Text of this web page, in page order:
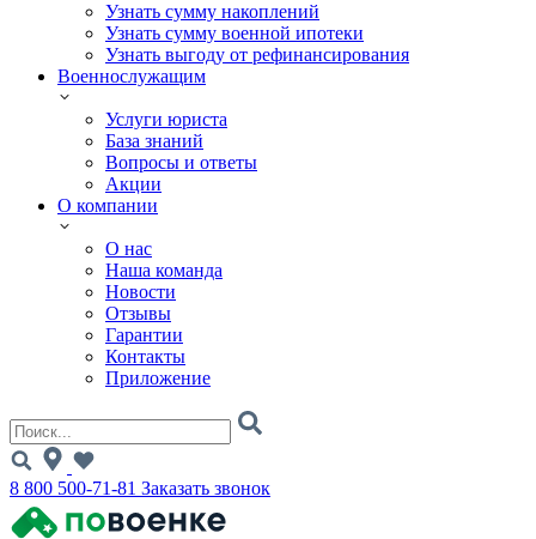
Узнать сумму накоплений
Узнать сумму военной ипотеки
Узнать выгоду от рефинансирования
Военнослужащим
Услуги юриста
База знаний
Вопросы и ответы
Акции
О компании
О нас
Наша команда
Новости
Отзывы
Гарантии
Контакты
Приложение
8 800 500-71-81 Заказать звонок